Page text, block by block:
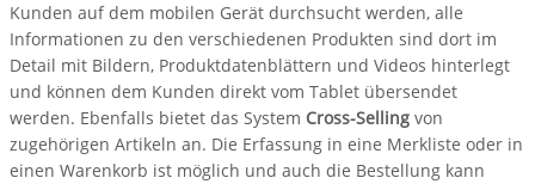
Kunden auf dem mobilen Gerät durchsucht werden, alle
Informationen zu den verschiedenen Produkten sind dort im
Detail mit Bildern, Produktdatenblättern und Videos hinterlegt
und können dem Kunden direkt vom Tablet übersendet
werden. Ebenfalls bietet das System Cross-Selling von
zugehörigen Artikeln an. Die Erfassung in eine Merkliste oder in
einen Warenkorb ist möglich und auch die Bestellung kann